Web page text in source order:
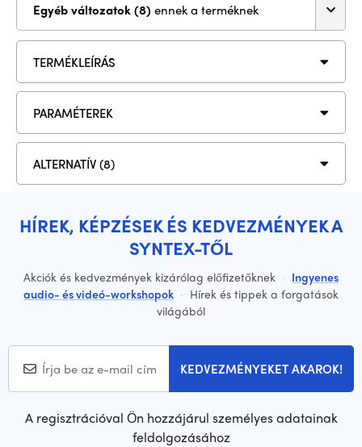
Egyéb változatok (8) ennek a terméknek
TERMÉKLEÍRÁS
PARAMÉTEREK
ALTERNATÍV (8)
HÍREK, KÉPZÉSEK ÉS KEDVEZMÉNYEK A
SYNTEX-TŐL
Akciók és kedvezmények kizárólag előfizetőknek · Ingyenes
audio- és videó-workshopok · Hírek és tippek a forgatások
világából
KEDVEZMÉNYEKET AKAROK!
A regisztrációval Ön hozzájárul személyes adatainak
feldolgozásához